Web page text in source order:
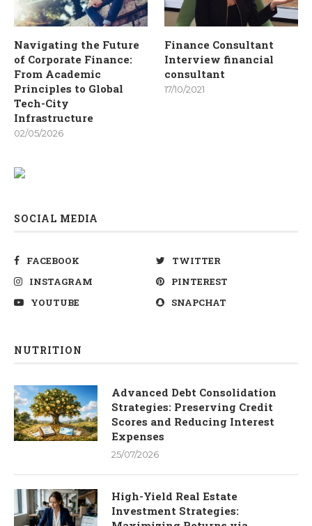
Navigating the Future
of Corporate Finance:
From Academic
Principles to Global
Tech-City
Infrastructure
02/05/2026
Finance Consultant
Interview financial
consultant
17/10/2021
SOCIAL MEDIA
FACEBOOK
TWITTER
INSTAGRAM
PINTEREST
YOUTUBE
SNAPCHAT
NUTRITION
Advanced Debt Consolidation
Strategies: Preserving Credit
Scores and Reducing Interest
Expenses
25/07/2026
High-Yield Real Estate
Investment Strategies: